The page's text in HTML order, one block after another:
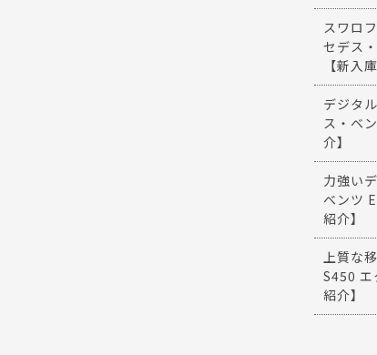
スワロ
セデス
【新入
デジタ
ス・ベ
介】
力強い
ベンツ
紹介】
上質な
S450 エ
紹介】